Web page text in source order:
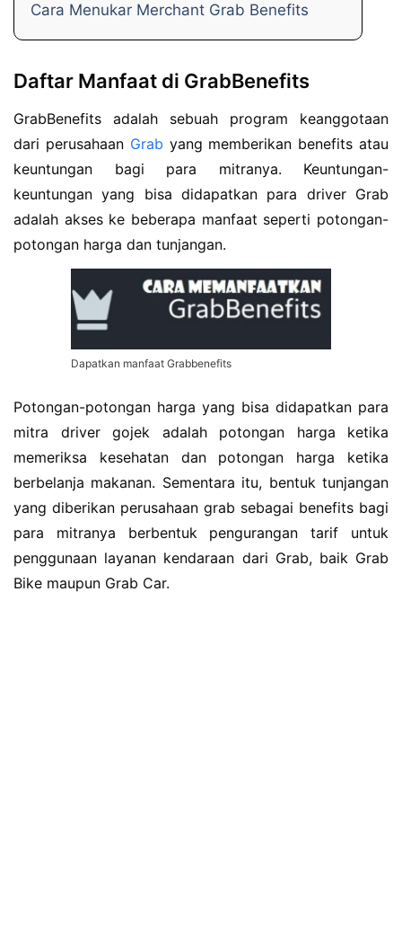
Cara Menukar Merchant Grab Benefits
Daftar Manfaat di GrabBenefits
GrabBenefits adalah sebuah program keanggotaan
dari perusahaan Grab yang memberikan benefits atau
keuntungan bagi para mitranya. Keuntungan-
keuntungan yang bisa didapatkan para driver Grab
adalah akses ke beberapa manfaat seperti potongan-
potongan harga dan tunjangan.
Dapatkan manfaat Grabbenefits
Potongan-potongan harga yang bisa didapatkan para
mitra driver gojek adalah potongan harga ketika
memeriksa kesehatan dan potongan harga ketika
berbelanja makanan. Sementara itu, bentuk tunjangan
yang diberikan perusahaan grab sebagai benefits bagi
para mitranya berbentuk pengurangan tarif untuk
penggunaan layanan kendaraan dari Grab, baik Grab
Bike maupun Grab Car.